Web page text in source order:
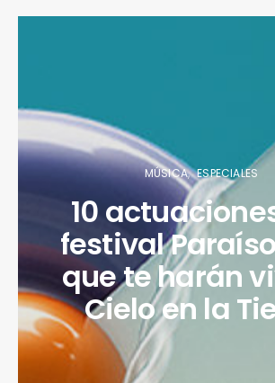
MÚSICA ESPECIALES
10
festival Paraíso
que te harán
Cielo en la